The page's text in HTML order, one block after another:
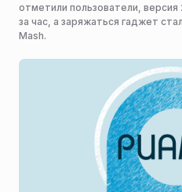
отметили пользователи,
за час, а заряжаться гаджет
Mash.